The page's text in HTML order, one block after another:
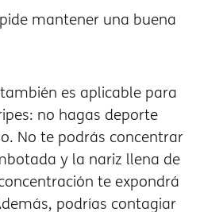
mantener una buena
es aplicable para
no hagas deporte
No te podrás concentrar
y la nariz llena de
te expondr
podrías contagiar